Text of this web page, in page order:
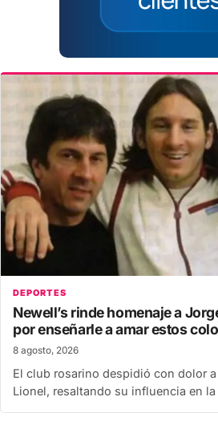
DEPORTES
Newell’s rinde homenaje a
por enseñarle a amar estos
8 agosto, 2026
El club rosarino despidió con dolor
Lionel, resaltando su influencia en